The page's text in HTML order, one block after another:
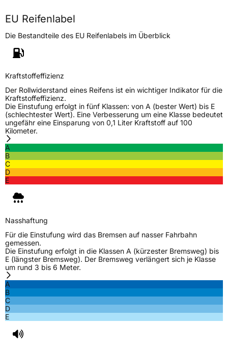
Weitere Eigenschaften
Schlauchtyp
Zustand Neureifen
EU Label
Effizienz
Rollgeräusch (dB)
Fahrzeugklasse
3PMSF / Schneeflockensymbol / Alpine-Symbol
EPREL ID 2014026
Allgemeine Produktsicherheit (GPSR)
HerstellerkontaktDavanti World B.V., Keizersgrach 62-64 1015
CS Amsterdam Netherlands, info@davanti-
EU Reifenlabel
Die Bestandteile des EU Reifenlabels im Überblick
Kraftstoffeffizienz
Der Rollwiderstand eines Reifens ist ein wichtiger Indikator für die
Kraftstoffeffizienz.
Die Einstufung erfolgt in fünf Klassen: von A (bester Wert) bis E
(schlechtester Wert). Eine Verbesserung um eine Klasse bedeutet
ungefähr eine Einsparung von 0,1 Liter Kraftstoff auf 100
Kilometer.
A
B
C
D
E
Nasshaftung
Für die Einstufung wird das Bremsen auf nasser Fahrbahn
gemessen.
Die Einstufung erfolgt in die Klassen A (kürzester Bremsweg) bis
E (längster Bremsweg). Der Bremsweg verlängert sich je Klasse
um rund 3 bis 6 Meter.
A
B
C
D
E